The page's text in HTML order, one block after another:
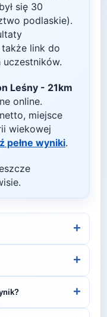
się 30
podlaskie).
link do
uczestników.
Leśny - 21km
online.
miejsce
wiekowej
pełne wyniki.
+
takich jak +
edycji VIII
+